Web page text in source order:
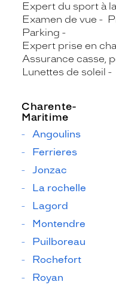
Expert du sport à
Examen de vue
Parking
Expert prise en
Assurance casse,
Lunettes de soleil
Charente-
Maritime
Angoulins
Ferrieres
Jonzac
La rochelle
Lagord
Montendre
Puilboreau
Rochefort
Royan